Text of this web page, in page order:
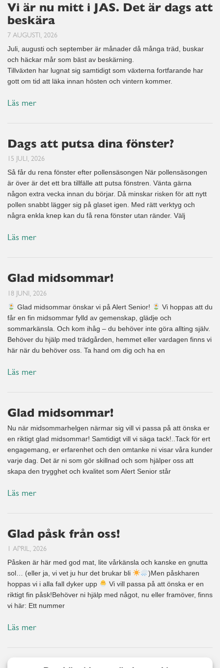
Vi är nu mitt i JAS. Det är dags att
beskära
7 AUGUSTI, 2026
Juli, augusti och september är månader då många träd, buskar
och häckar mår som bäst av beskärning.
Tillväxten har lugnat sig samtidigt som växterna fortfarande har
gott om tid att läka innan hösten och vintern kommer.
Läs mer
Dags att putsa dina fönster?
15 JULI, 2026
Så får du rena fönster efter pollensäsongen När pollensäsongen
är över är det ett bra tillfälle att putsa fönstren. Vänta gärna
någon extra vecka innan du börjar. Då minskar risken för att nytt
pollen snabbt lägger sig på glaset igen. Med rätt verktyg och
några enkla knep kan du få rena fönster utan ränder. Välj
Läs mer
Glad midsommar!
18 JUNI, 2026
Glad midsommar önskar vi på Alert Senior!
Vi hoppas att du
får en fin midsommar fylld av gemenskap, glädje och
sommarkänsla. Och kom ihåg – du behöver inte göra allting själv.
Behöver du hjälp med trädgården, hemmet eller vardagen finns vi
här när du behöver oss. Ta hand om dig och ha en
Läs mer
Glad midsommar!
Nu när midsommarhelgen närmar sig vill vi passa på att önska er
en riktigt glad midsommar! Samtidigt vill vi säga tack!..Tack för ert
engagemang, er erfarenhet och den omtanke ni visar våra kunder
varje dag. Det är ni som gör skillnad och som hjälper oss att
skapa den trygghet och kvalitet som Alert Senior står
Läs mer
Glad påsk från oss!
1 APRIL, 2026
Påsken är här med god mat, lite vårkänsla och kanske en gnutta
sol… (eller ja, vi vet ju hur det brukar bli
)Men påskharen
hoppas vi i alla fall dyker upp
Vi vill passa på att önska er en
riktigt fin påsk!Behöver ni hjälp med något, nu eller framöver, finns
vi här: Ett nummer
Läs mer